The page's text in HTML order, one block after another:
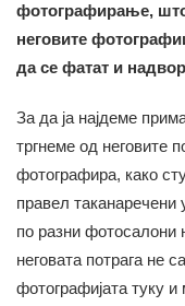
фотографирање,
неговите
да се фатат и
За да ја најдеме
тргнеме од неговите
фотографира, како
правел
по разни фотосалони
неговата потрага не
фотографијата туку